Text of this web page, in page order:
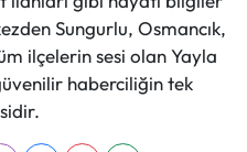
Sungurlu, Osmancık,
ilçelerin sesi olan Yayla
haberciliğin tek